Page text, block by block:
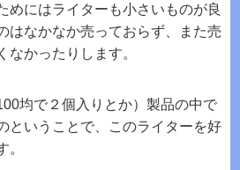
めにはライターも小さいものが良
はなかなか売っておらず、また売
なかったりします。
均で２個入りとか）製品の中で
ということで、このライターを好
。